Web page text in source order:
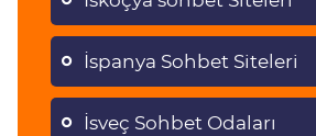
İspanya Sohbet Siteleri
İsveç Sohbet Odaları